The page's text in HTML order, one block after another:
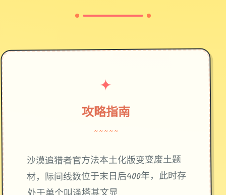
✦
攻略指南
~~~~~
沙漠追猎者官方法本土化版变变废土题
材，际间线数位于末日后400年，此时存